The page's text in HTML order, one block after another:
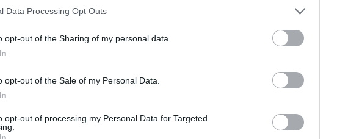
Data Processing Opt Outs
opt-out of the Sharing of my personal data.
opt-out of the Sale of my Personal Data.
opt-out of processing my Personal Data for Targeted
fantasia di un compito in classe copiato
stessi quattro, sempre lo stesso copione,
coincidenza? E attenzione, perché non
della protesta sembra scritto col copia-
— sanità, scuola, università,